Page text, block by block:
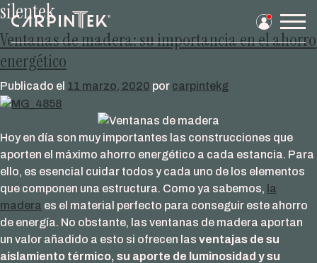
Saltar
contenido
silentek
Ventanas de madera: su importancia en el ahorro
energético
Publicado el 11 marzo, 2020 por carpintekg
Hoy en día son muy importantes las construcciones que
aporten el máximo ahorro energético a cada estancia. Para
ello, es esencial cuidar todos y cada uno de los elementos
que componen una estructura. Como ya sabemos, la
madera es el material perfecto para conseguir este ahorro
de energía. No obstante, las ventanas de madera aportan
un valor añadido a esto si ofrecen las ventajas de su
aislamiento térmico, su aporte de luminosidad y su